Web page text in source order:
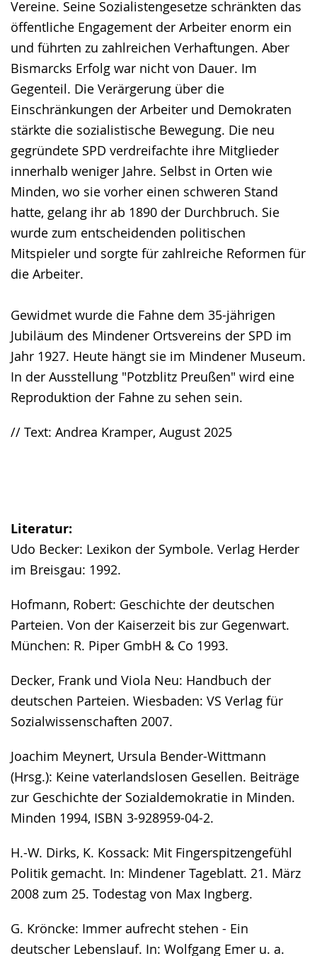
Vereine. Seine Sozialistengesetze schränkten das
öffentliche Engagement der Arbeiter enorm ein
und führten zu zahlreichen Verhaftungen. Aber
Bismarcks Erfolg war nicht von Dauer. Im
Gegenteil. Die Verärgerung über die
Einschränkungen der Arbeiter und Demokraten
stärkte die sozialistische Bewegung. Die neu
gegründete SPD verdreifachte ihre Mitglieder
innerhalb weniger Jahre. Selbst in Orten wie
Minden, wo sie vorher einen schweren Stand
hatte, gelang ihr ab 1890 der Durchbruch. Sie
wurde zum entscheidenden politischen
Mitspieler und sorgte für zahlreiche Reformen für
die Arbeiter.
Gewidmet wurde die Fahne dem 35-jährigen
Jubiläum des Mindener Ortsvereins der SPD im
Jahr 1927. Heute hängt sie im Mindener Museum.
In der Ausstellung "Potzblitz Preußen" wird eine
Reproduktion der Fahne zu sehen sein.
// Text: Andrea Kramper, August 2025
Literatur:
Udo Becker: Lexikon der Symbole. Verlag Herder
im Breisgau: 1992.
Hofmann, Robert: Geschichte der deutschen
Parteien. Von der Kaiserzeit bis zur Gegenwart.
München: R. Piper GmbH & Co 1993.
Decker, Frank und Viola Neu: Handbuch der
deutschen Parteien. Wiesbaden: VS Verlag für
Sozialwissenschaften 2007.
Joachim Meynert, Ursula Bender-Wittmann
(Hrsg.): Keine vaterlandslosen Gesellen. Beiträge
zur Geschichte der Sozialdemokratie in Minden.
Minden 1994, ISBN 3-928959-04-2.
H.-W. Dirks, K. Kossack: Mit Fingerspitzengefühl
Politik gemacht. In: Mindener Tageblatt. 21. März
2008 zum 25. Todestag von Max Ingberg.
G. Kröncke: Immer aufrecht stehen - Ein
deutscher Lebenslauf. In: Wolfgang Emer u. a.